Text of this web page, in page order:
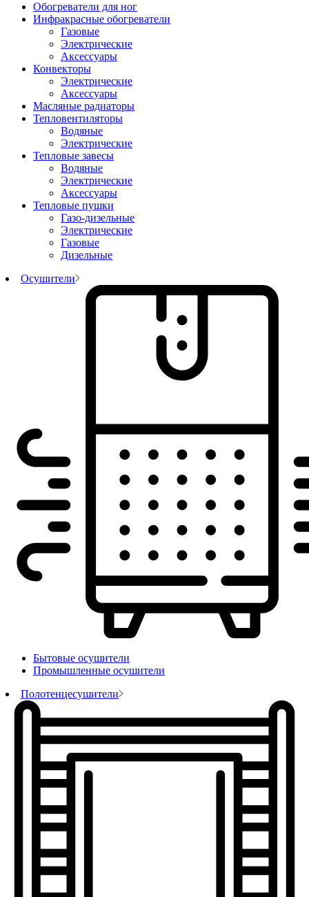
Обогреватели для ног
Инфракрасные обогреватели
Газовые
Электрические
Аксессуары
Конвекторы
Электрические
Аксессуары
Масляные радиаторы
Тепловентиляторы
Водяные
Электрические
Тепловые завесы
Водяные
Электрические
Аксессуары
Тепловые пушки
Газо-дизельные
Электрические
Газовые
Дизельные
Осушители
Бытовые осушители
Промышленные осушители
Полотенцесушители